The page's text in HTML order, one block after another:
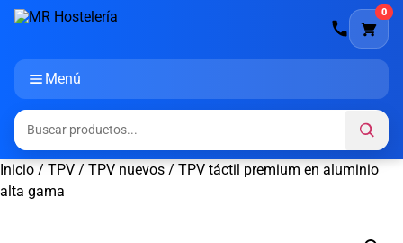
Menú
0
Inicio / TPV / TPV nuevos / TPV táctil premium en aluminio
alta gama